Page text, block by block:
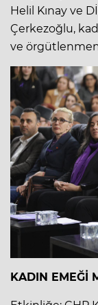
Helil Kınay ve
Çerkezoğlu,
ve
KADIN EMEĞİ